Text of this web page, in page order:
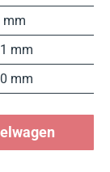
mm
mm
mm